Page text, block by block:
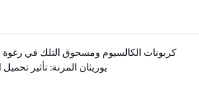
كربونات الكالسيوم ومسحوق التلك في رغوة
يوريثان المرنة: تأثير